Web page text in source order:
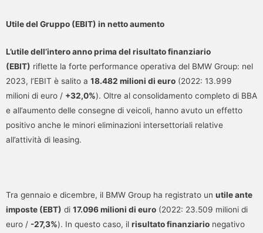
Utile del Gruppo (EBIT) in netto aumento
L’utile dell’intero anno prima del risultato finanziario
(EBIT) riflette la forte performance operativa del BMW Group: nel
2023, l’EBIT è salito a 18.482 milioni di euro (2022: 13.999
milioni di euro / +32,0%). Oltre al consolidamento completo di BBA
e all’aumento delle consegne di veicoli, hanno avuto un effetto
positivo anche le minori eliminazioni intersettoriali relative
all’attività di leasing.
Tra gennaio e dicembre, il BMW Group ha registrato un utile ante
imposte (EBT) di 17.096 milioni di euro (2022: 23.509 milioni di
euro / -27,3%). In questo caso, il risultato finanziario negativo